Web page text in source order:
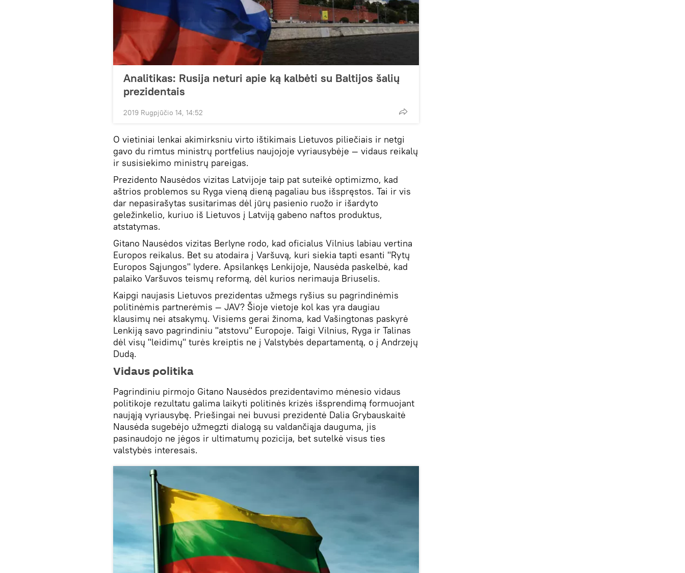
Analitikas: Rusija neturi apie ką kalbėti su Baltijos šalių
prezidentais
2019 Rugpjūčio 14, 14:52
O vietiniai lenkai akimirksniu virto ištikimais Lietuvos piliečiais ir netgi
gavo du rimtus ministrų portfelius naujojoje vyriausybėje — vidaus reikalų
ir susisiekimo ministrų pareigas.
Prezidento Nausėdos vizitas Latvijoje taip pat suteikė optimizmo, kad
aštrios problemos su Ryga vieną dieną pagaliau bus išspręstos. Tai ir vis
dar nepasirašytas susitarimas dėl jūrų pasienio ruožo ir išardyto
geležinkelio, kuriuo iš Lietuvos į Latviją gabeno naftos produktus,
atstatymas.
Gitano Nausėdos vizitas Berlyne rodo, kad oficialus Vilnius labiau vertina
Europos reikalus. Bet su atodaira į Varšuvą, kuri siekia tapti esanti "Rytų
Europos Sąjungos" lydere. Apsilankęs Lenkijoje, Nausėda paskelbė, kad
palaiko Varšuvos teismų reformą, dėl kurios nerimauja Briuselis.
Kaipgi naujasis Lietuvos prezidentas užmegs ryšius su pagrindinėmis
politinėmis partnerėmis — JAV? Šioje vietoje kol kas yra daugiau
klausimų nei atsakymų. Visiems gerai žinoma, kad Vašingtonas paskyrė
Lenkiją savo pagrindiniu "atstovu" Europoje. Taigi Vilnius, Ryga ir Talinas
dėl visų "leidimų" turės kreiptis ne į Valstybės departamentą, o į Andrzejų
Dudą.
Vidaus politika
Pagrindiniu pirmojo Gitano Nausėdos prezidentavimo mėnesio vidaus
politikoje rezultatu galima laikyti politinės krizės išsprendimą formuojant
naująją vyriausybę. Priešingai nei buvusi prezidentė Dalia Grybauskaitė
Nausėda sugebėjo užmegzti dialogą su valdančiąja dauguma, jis
pasinaudojo ne jėgos ir ultimatumų pozicija, bet sutelkė visus ties
valstybės interesais.